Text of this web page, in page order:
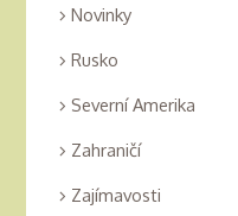
Novinky
Rusko
Severní Amerika
Zahraničí
Zajímavosti